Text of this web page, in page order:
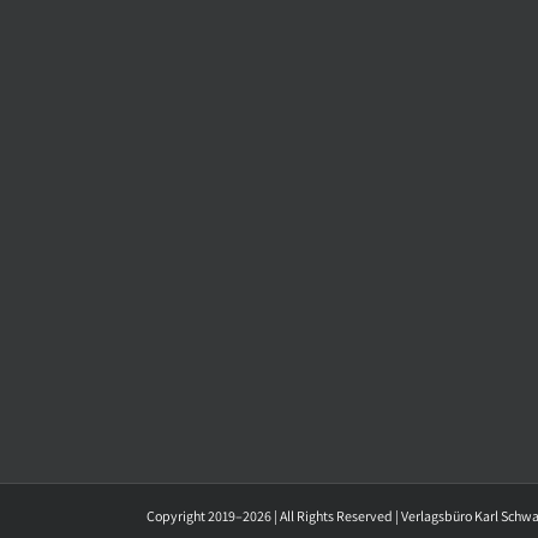
Copyright 2019–2026 | All Rights Reserved | Verlagsbüro Karl